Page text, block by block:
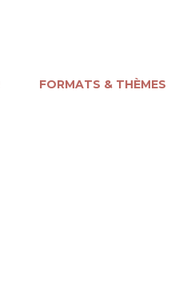
FORMATS & THÈMES